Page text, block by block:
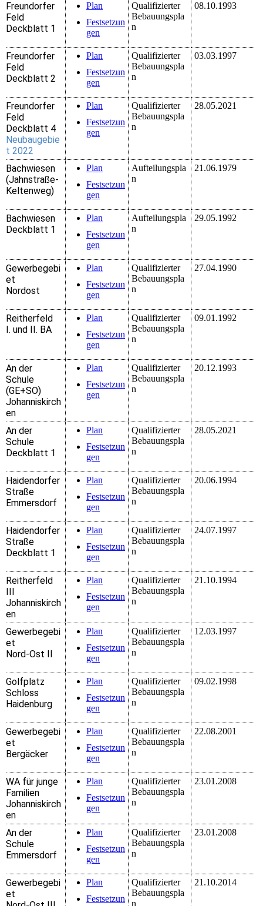
Freundorfer
Feld
Deckblatt 1
Plan
Festsetzun
gen
Qualifizierter
Bebauungspla
n
08.10.1993
Freundorfer
Feld
Deckblatt 2
Plan
Festsetzun
gen
Qualifizierter
Bebauungspla
n
03.03.1997
Freundorfer
Feld
Deckblatt 4
Neubaugebie
t 2022
Plan
Festsetzun
gen
Qualifizierter
Bebauungspla
n
28.05.2021
Bachwiesen
(Jahnstraße-
Keltenweg)
Plan
Festsetzun
gen
Aufteilungspla
n
21.06.1979
Bachwiesen
Deckblatt 1
Plan
Festsetzun
gen
Aufteilungspla
n
29.05.1992
Gewerbegebi
et
Nordost
Plan
Festsetzun
gen
Qualifizierter
Bebauungspla
n
27.04.1990
Reitherfeld
I. und II. BA
Plan
Festsetzun
gen
Qualifizierter
Bebauungspla
n
09.01.1992
An der
Schule
(GE+SO)
Johanniskirch
en
Plan
Festsetzun
gen
Qualifizierter
Bebauungspla
n
20.12.1993
An der
Schule
Deckblatt 1
Plan
Festsetzun
gen
Qualifizierter
Bebauungspla
n
28.05.2021
Haidendorfer
Straße
Emmersdorf
Plan
Festsetzun
gen
Qualifizierter
Bebauungspla
n
20.06.1994
Haidendorfer
Straße
Deckblatt 1
Plan
Festsetzun
gen
Qualifizierter
Bebauungspla
n
24.07.1997
Reitherfeld
Johanniskirch
en
Plan
Festsetzun
gen
Qualifizierter
Bebauungspla
n
21.10.1994
Gewerbegebi
et
Nord-Ost II
Plan
Festsetzun
gen
Qualifizierter
Bebauungspla
n
12.03.1997
Golfplatz
Schloss
Haidenburg
Plan
Festsetzun
gen
Qualifizierter
Bebauungspla
n
09.02.1998
Gewerbegebi
et
Bergäcker
Plan
Festsetzun
gen
Qualifizierter
Bebauungspla
n
22.08.2001
WA für junge
Familien
Johanniskirch
en
Plan
Festsetzun
gen
Qualifizierter
Bebauungspla
n
23.01.2008
An der
Schule
Emmersdorf
Plan
Festsetzun
gen
Qualifizierter
Bebauungspla
n
23.01.2008
Gewerbegebi
et
Plan
Festsetzun
Qualifizierter
Bebauungspla
n
21.10.2014